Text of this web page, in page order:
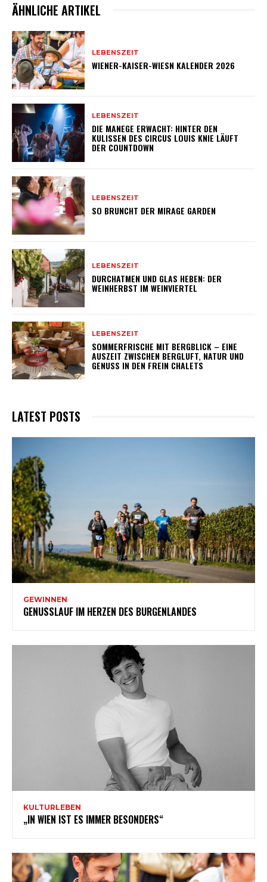
ÄHNLICHE ARTIKEL
LEBENSZEIT
WIENER-KAISER-WIESN KALENDER 2026
LEBENSZEIT
DIE MANEGE ERWACHT: HINTER DEN
KULISSEN DES CIRCUS LOUIS KNIE LÄUFT
DER COUNTDOWN
LEBENSZEIT
SO BRUNCHT DER MIRAGE GARDEN
LEBENSZEIT
DURCHATMEN UND GLAS HEBEN: DER
WEINHERBST IM WEINVIERTEL
LEBENSZEIT
SOMMERFRISCHE MIT BERGBLICK – EINE
AUSZEIT ZWISCHEN BERGLUFT, NATUR UND
GENUSS IN DEN FREIN CHALETS
LATEST POSTS
GEWINNEN
GENUSSLAUF IM HERZEN DES BURGENLANDES
KULTURLEBEN
„IN WIEN IST ES IMMER BESONDERS“